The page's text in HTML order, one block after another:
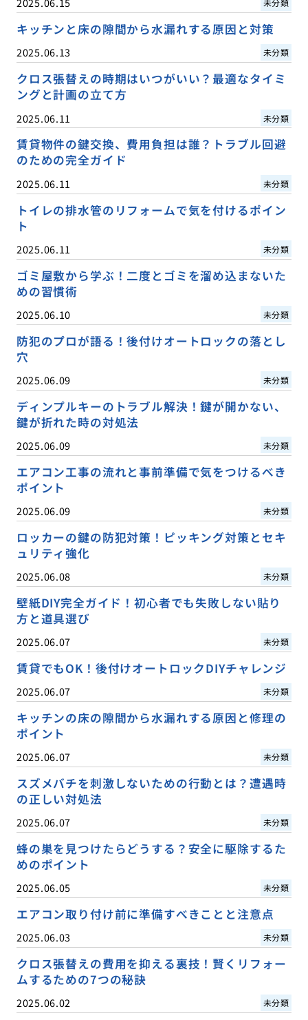
未分類
キッチンと床の隙間から水漏れする原因と対策
2025.06.13 未分類
クロス張替えの時期はいつがいい？最適なタイミ
ングと計画の立て方
2025.06.11 未分類
賃貸物件の鍵交換、費用負担は誰？トラブル回避
のための完全ガイド
2025.06.11 未分類
トイレの排水管のリフォームで気を付けるポイン
ト
2025.06.11 未分類
ゴミ屋敷から学ぶ！二度とゴミを溜め込まないた
めの習慣術
2025.06.10 未分類
防犯のプロが語る！後付けオートロックの落とし
穴
2025.06.09 未分類
ディンプルキーのトラブル解決！鍵が開かない、
鍵が折れた時の対処法
2025.06.09 未分類
エアコン工事の流れと事前準備で気をつけるべき
ポイント
2025.06.09 未分類
ロッカーの鍵の防犯対策！ピッキング対策とセキ
ュリティ強化
2025.06.08 未分類
壁紙DIY完全ガイド！初心者でも失敗しない貼り
方と道具選び
2025.06.07 未分類
賃貸でもOK！後付けオートロックDIYチャレンジ
2025.06.07 未分類
キッチンの床の隙間から水漏れする原因と修理の
ポイント
2025.06.07 未分類
スズメバチを刺激しないための行動とは？遭遇時
の正しい対処法
2025.06.07 未分類
蜂の巣を見つけたらどうする？安全に駆除するた
めのポイント
2025.06.05 未分類
エアコン取り付け前に準備すべきことと注意点
2025.06.03 未分類
クロス張替えの費用を抑える裏技！賢くリフォー
ムするための7つの秘訣
2025.06.02 未分類